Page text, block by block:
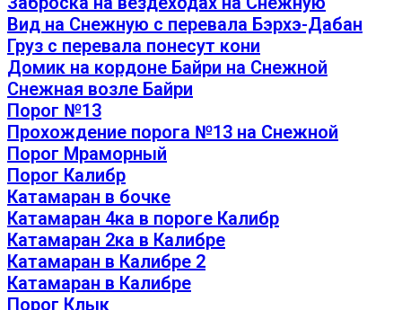
Вид на Снежную с перевала Бэрхэ-Дабан
Груз с перевала понесут кони
Домик на кордоне Байри на Снежной
Снежная возле Байри
Порог №13
Прохождение порога №13 на Снежной
Порог Мраморный
Порог Калибр
Катамаран в бочке
Катамаран 4ка в пороге Калибр
Катамаран 2ка в Калибре
Катамаран в Калибре 2
Катамаран в Калибре
Порог Клык